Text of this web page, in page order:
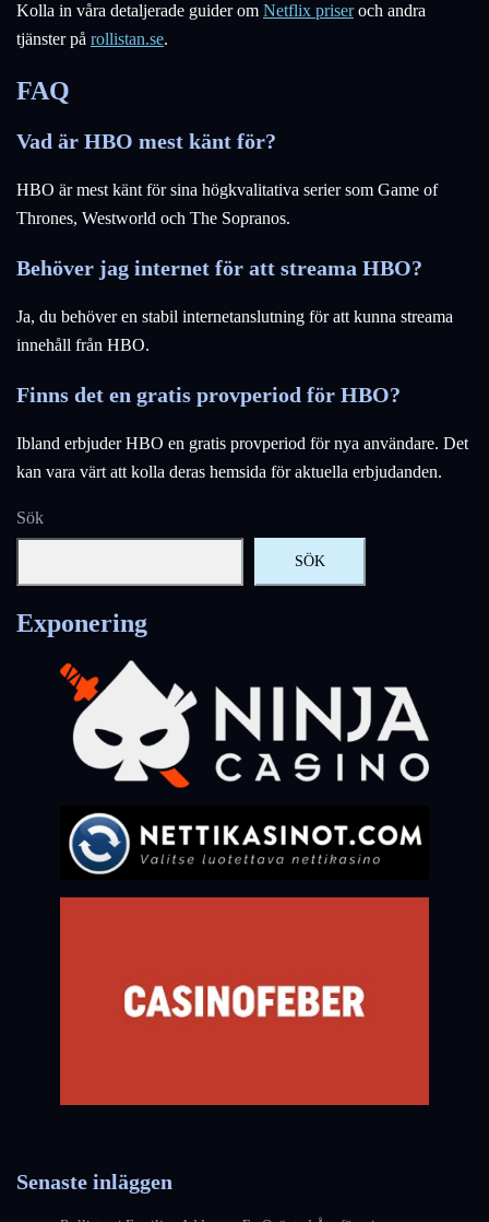
Kolla in våra detaljerade guider om Netflix priseroch andra
tjänster på rollistan.se.
FAQ
Vad är HBO mest känt för?
HBO är mest känt för sina högkvalitativa serier som Game of
Thrones, Westworld och The Sopranos.
Behöver jag internet för att streama HBO?
Ja, du behöver en stabil internetanslutning för att kunna streama
innehåll från HBO.
Finns det en gratis provperiod för HBO?
Ibland erbjuder HBO en gratis provperiod för nya användare. Det
kan vara värt att kolla deras hemsida för aktuella erbjudanden.
Sök
SÖK
Exponering
Senaste inläggen